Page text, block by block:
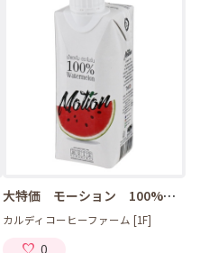
大特価 モーション 100%ウォーターメロンジュース
カルディコーヒーファーム [1F]
0